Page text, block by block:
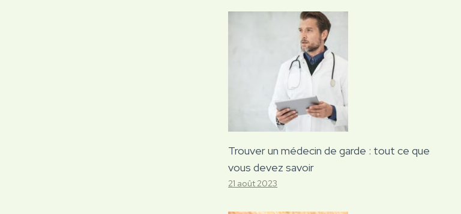
Trouver un médecin de garde : tout ce que
vous devez savoir
21 août 2023